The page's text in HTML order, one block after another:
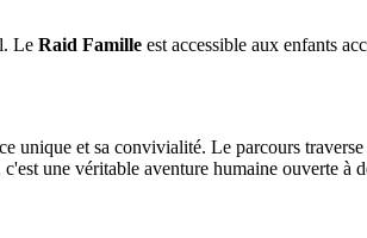
Le Raid Famille est accessible aux enfants
unique et sa convivialité. Le parcours
une véritable aventure humaine ouverte